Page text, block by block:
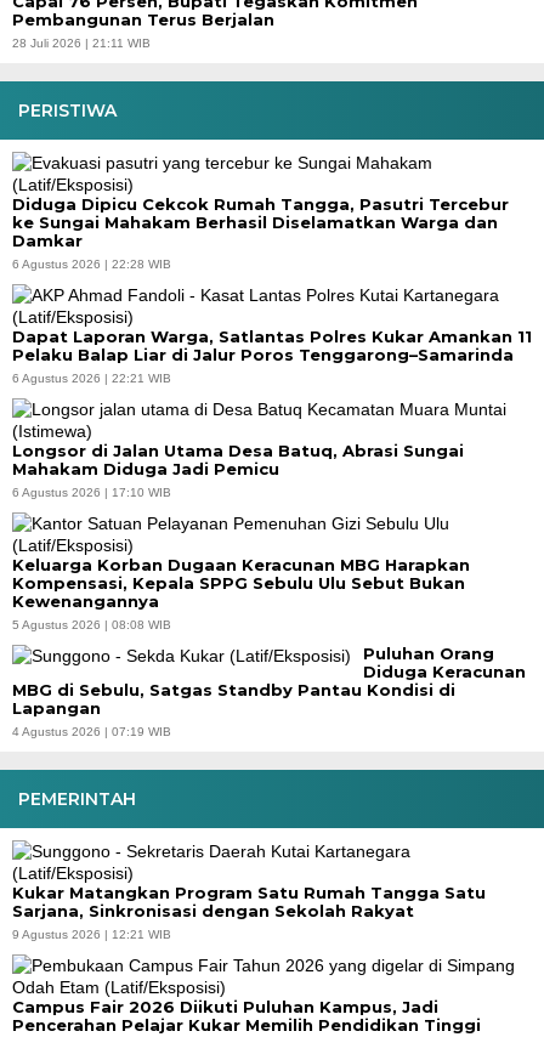
Pembangunan Terus Berjalan
28 Juli 2026 | 21:11 WIB
PERISTIWA
Diduga Dipicu Cekcok Rumah Tangga, Pasutri Tercebur
ke Sungai Mahakam Berhasil Diselamatkan Warga dan
Damkar
6 Agustus 2026 | 22:28 WIB
Dapat Laporan Warga, Satlantas Polres Kukar Amankan 11
Pelaku Balap Liar di Jalur Poros Tenggarong–Samarinda
6 Agustus 2026 | 22:21 WIB
Longsor di Jalan Utama Desa Batuq, Abrasi Sungai
Mahakam Diduga Jadi Pemicu
6 Agustus 2026 | 17:10 WIB
Keluarga Korban Dugaan Keracunan MBG Harapkan
Kompensasi, Kepala SPPG Sebulu Ulu Sebut Bukan
Kewenangannya
5 Agustus 2026 | 08:08 WIB
Puluhan Orang
Diduga Keracunan
MBG di Sebulu, Satgas Standby Pantau Kondisi di
Lapangan
4 Agustus 2026 | 07:19 WIB
PEMERINTAH
Kukar Matangkan Program Satu Rumah Tangga Satu
Sarjana, Sinkronisasi dengan Sekolah Rakyat
9 Agustus 2026 | 12:21 WIB
Campus Fair 2026 Diikuti Puluhan Kampus, Jadi
Pencerahan Pelajar Kukar Memilih Pendidikan Tinggi